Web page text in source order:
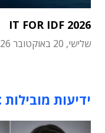
IT FOR IDF 2026
שלישי, 20 באוקטובר 2026
ידיעות מובילות